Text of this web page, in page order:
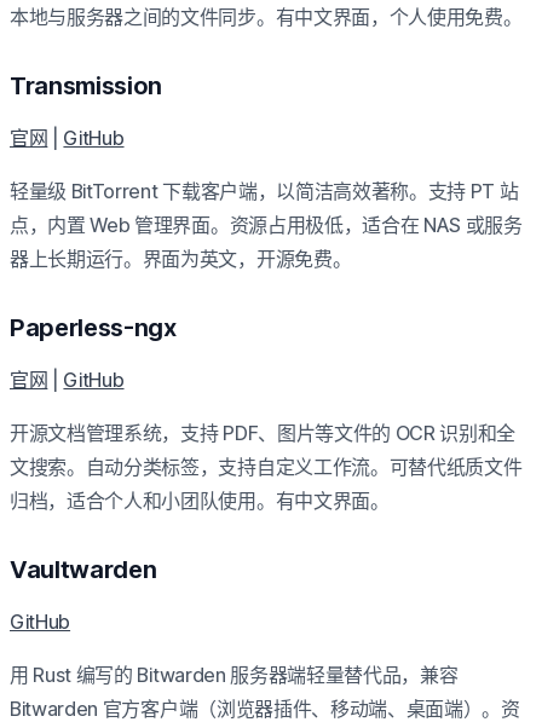
本地与服务器之间的文件同步。有中文界面，个人使用免费。
Transmission
官网 GitHub
轻量级 BitTorrent 下载客户端，以简洁高效著称。支持 PT 站
点，内置 Web 管理界面。资源占用极低，适合在 NAS 或服务
器上长期运行。界面为英文，开源免费。
Paperless-ngx
官网 GitHub
开源文档管理系统，支持 PDF、图片等文件的 OCR 识别和全
文搜索。自动分类标签，支持自定义工作流。可替代纸质文件
归档，适合个人和小团队使用。有中文界面。
Vaultwarden
GitHub
用 Rust 编写的 Bitwarden 服务器端轻量替代品，兼容
Bitwarden 官方客户端（浏览器插件、移动端、桌面端）。资